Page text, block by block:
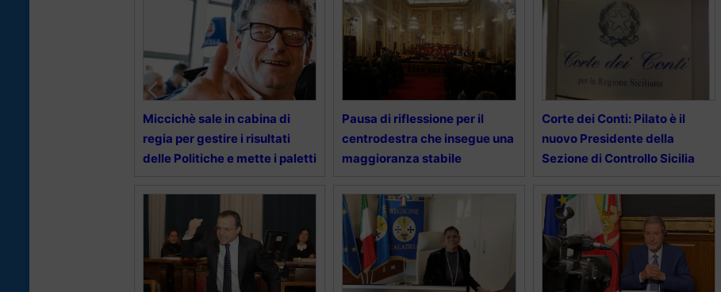
Miccichè sale in cabina di
regia per gestire i risultati
delle Politiche e mette i paletti
Pausa di riflessione per il
centrodestra che insegue una
maggioranza stabile
Corte dei Conti: Pilato è il
nuovo Presidente della
Sezione di Controllo Sicilia